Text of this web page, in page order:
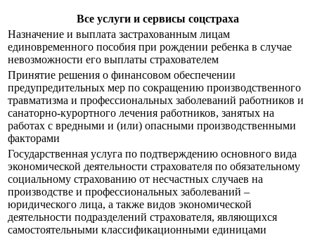
Все услуги и сервисы соцстраха
Назначение и выплата застрахованным лицам
единовременного пособия при рождении ребенка в случае
невозможности его выплаты страхователем
Принятие решения о финансовом обеспечении
предупредительных мер по сокращению производственного
травматизма и профессиональных заболеваний работников и
санаторно-курортного лечения работников, занятых на
работах с вредными и (или) опасными производственными
факторами
Государственная услуга по подтверждению основного вида
экономической деятельности страхователя по обязательному
социальному страхованию от несчастных случаев на
производстве и профессиональных заболеваний –
юридического лица, а также видов экономической
деятельности подразделений страхователя, являющихся
самостоятельными классификационными единицами